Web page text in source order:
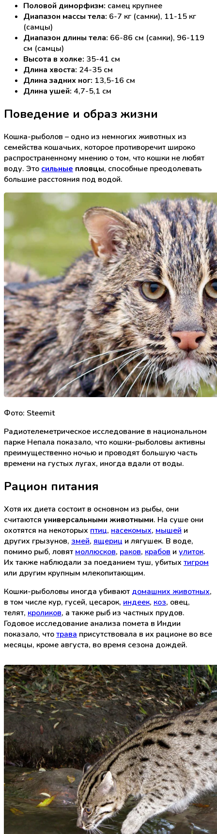
Половой диморфизм: самец крупнее
Диапазон массы тела: 6-7 кг (самки), 11-15 кг
(самцы)
Диапазон длины тела: 66-86 см (самки), 96-119
см (самцы)
Высота в холке: 35-41 см
Длина хвоста: 24-35 см
Длина задних ног: 13,5-16 см
Длина ушей: 4,7-5,1 см
Поведение и образ жизни
Кошка-рыболов – одно из немногих животных из
семейства кошачьих, которое противоречит широко
распространенному мнению о том, что кошки не любят
воду. Это сильные пловцы, способные преодолевать
большие расстояния под водой.
Фото: Steemit
Радиотелеметрическое исследование в национальном
парке Непала показало, что кошки-рыболовы активны
преимущественно ночью и проводят большую часть
времени на густых лугах, иногда вдали от воды.
Рацион питания
Хотя их диета состоит в основном из рыбы, они
считаются универсальными животными. На суше они
охотятся на некоторых птиц, насекомых, мышей и
других грызунов, змей, ящериц и лягушек. В воде,
помимо рыб, ловят моллюсков, раков, крабов и улиток.
Их также наблюдали за поеданием туш, убитых тигром
или другим крупным млекопитающим.
Кошки-рыболовы иногда убивают домашних животных,
в том числе кур, гусей, цесарок, индеек, коз, овец,
телят, кроликов, а также рыб из частных прудов.
Годовое исследование анализа помета в Индии
показало, чтотрава присутствовала в их рационе во все
месяцы, кроме августа, во время сезона дождей.